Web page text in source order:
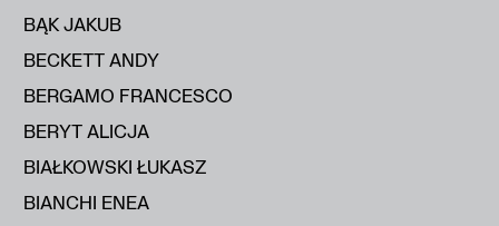
BĄK JAKUB
BECKETT ANDY
BERGAMO FRANCESCO
BERYT ALICJA
BIAŁKOWSKI ŁUKASZ
BIANCHI ENEA